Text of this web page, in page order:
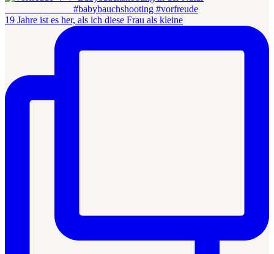
19 Jahre ist es her, als ich diese Frau als kleine